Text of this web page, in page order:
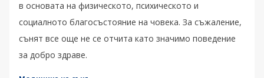
в основата на физическото, психическото и
социалното благосъстояние на човека. За съжаление,
сънят все още не се отчита като значимо поведение
за добро здраве.